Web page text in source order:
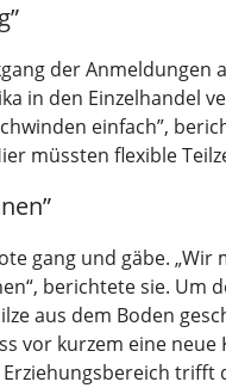
der
in den
einfach”,
müssten flexible
gang und gäbe.
berichtete sie.
aus dem Boden
vor kurzem eine
trifft